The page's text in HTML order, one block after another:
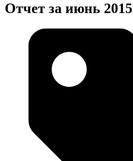
Отчет за июнь 2015